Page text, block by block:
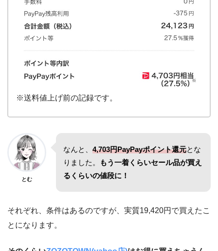
※送料値上げ前の記録です。
とむ
なんと、 4,703円PayPayポイント還元とな
りました。
もう一着くらいセール品が買え
るくらいの値段に！
それぞれ、条件はあるのですが、実質19,420円で買えたこ
とになります。